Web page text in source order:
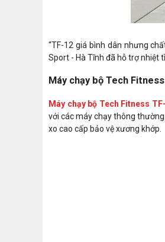
“TF-12 giá bình dân nhưng
Sport - Hà Tĩnh đã hỗ trợ nhiệt
Máy chạy bộ Tech
Máy chạy bộ Tech Fitness
với các máy chạy thông
xo cao cấp bảo vệ xương khớp.